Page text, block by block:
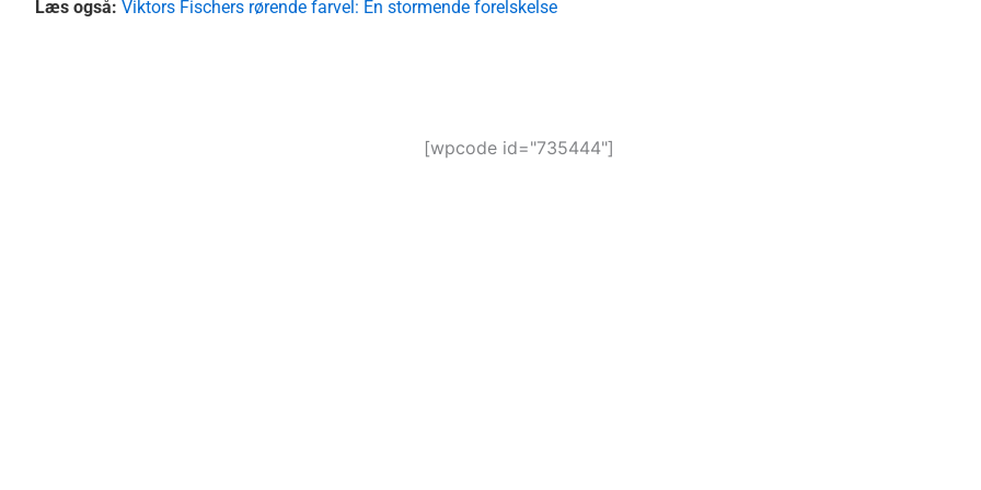
Læs også: Viktors Fischers rørende farvel: En stormende forelskelse
[wpcode id="735444"]